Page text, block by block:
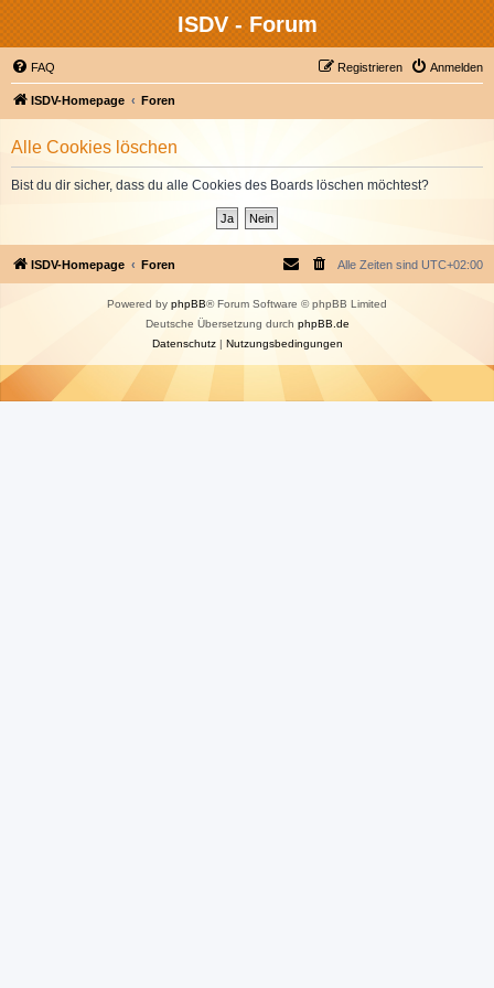
ISDV - Forum
FAQ Anmelden
Registrieren
ISDV-Homepage Foren
Alle Cookies löschen
Bist du dir sicher, dass du alle Cookies des Boards löschen möchtest?
ISDV-Homepage Foren Alle Zeiten sind UTC+02:00
Powered by phpBB® Forum Software © phpBB Limited
Deutsche Übersetzung durch phpBB.de
Datenschutz| Nutzungsbedingungen